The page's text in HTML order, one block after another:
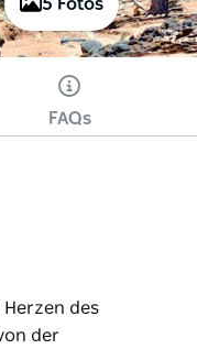
5 Fotos
FAQs
des
der